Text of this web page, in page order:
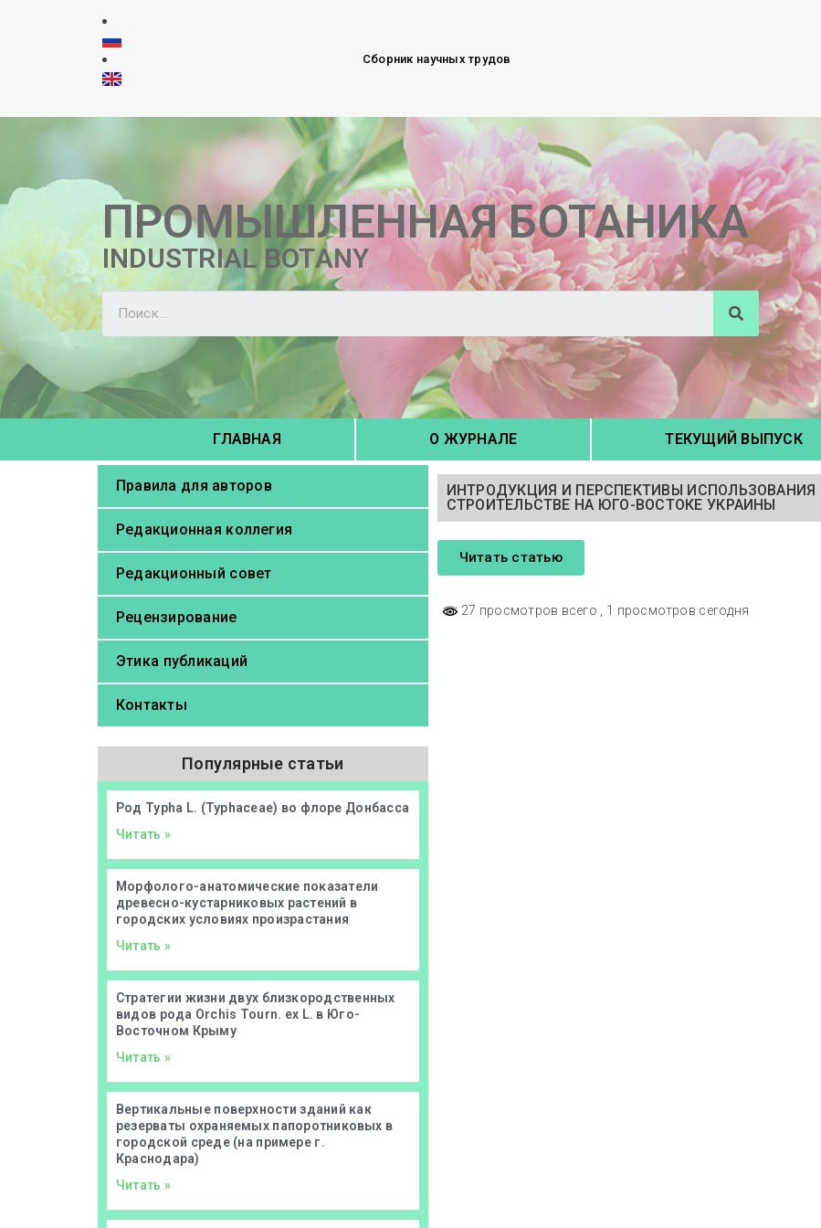
Сборник научных трудов
ПРОМЫШЛЕННАЯ БОТАНИКА
INDUSTRIAL BOTANY
ГЛАВНАЯ О ЖУРНАЛЕ ТЕКУЩИЙ ВЫПУСК
Правила для авторов
Редакционная коллегия
Редакционный совет
Рецензирование
Этика публикаций
Контакты
Популярные статьи
Род Typha L. (Typhaceae) во флоре Донбасса
Читать »
Морфолого-анатомические показатели
древесно-кустарниковых растений в
городских условиях произрастания
Читать »
Стратегии жизни двух близкородственных
видов рода Orchis Tourn. ex L. в Юго-
Восточном Крыму
Читать »
Вертикальные поверхности зданий как
резерваты охраняемых папоротниковых в
городской среде (на примере г.
Краснодара)
Читать »
ИНТРОДУКЦИЯ И ПЕРСПЕКТИВЫ
СТРОИТЕЛЬСТВЕ НА ЮГО-ВОСТОКЕ УКРАИНЫ
Читать статью
27 просмотров всего , 1 просмотров сегодня